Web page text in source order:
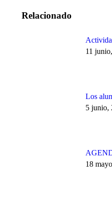
Relacionado
11
Los
5 junio,
18